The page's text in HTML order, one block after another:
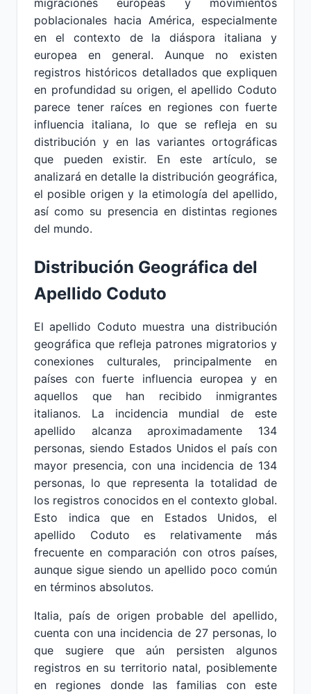
migraciones europeas y movimientos
poblacionales hacia América, especialmente
en el contexto de la diáspora italiana y
europea en general. Aunque no existen
registros históricos detallados que expliquen
en profundidad su origen, el apellido Coduto
parece tener raíces en regiones con fuerte
influencia italiana, lo que se refleja en su
distribución y en las variantes ortográficas
que pueden existir. En este artículo, se
analizará en detalle la distribución geográfica,
el posible origen y la etimología del apellido,
así como su presencia en distintas regiones
del mundo.
Distribución Geográfica del
Apellido Coduto
El apellido Coduto muestra una distribución
geográfica que refleja patrones migratorios y
conexiones culturales, principalmente en
países con fuerte influencia europea y en
aquellos que han recibido inmigrantes
italianos. La incidencia mundial de este
apellido alcanza aproximadamente 134
personas, siendo Estados Unidos el país con
mayor presencia, con una incidencia de 134
personas, lo que representa la totalidad de
los registros conocidos en el contexto global.
Esto indica que en Estados Unidos, el
apellido Coduto es relativamente más
frecuente en comparación con otros países,
aunque sigue siendo un apellido poco común
en términos absolutos.
Italia, país de origen probable del apellido,
cuenta con una incidencia de 27 personas, lo
que sugiere que aún persisten algunos
registros en su territorio natal, posiblemente
en regiones donde las familias con este